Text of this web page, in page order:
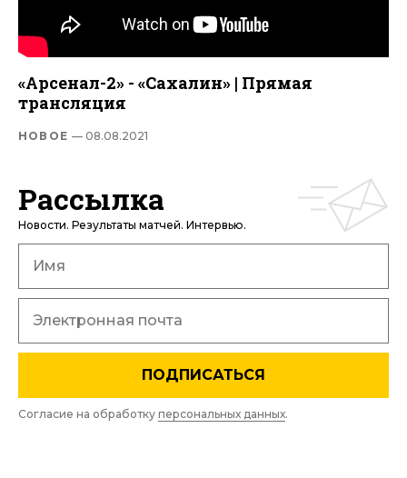
«Арсенал-2» - «Сахалин» | Прямая
трансляция
НОВОЕ— 08.08.2021
Рассылка
Новости. Результаты матчей. Интервью.
ПОДПИСАТЬСЯ
Согласие на обработку персональных данных.